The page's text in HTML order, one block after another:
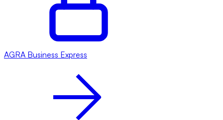
AGRA Business Express